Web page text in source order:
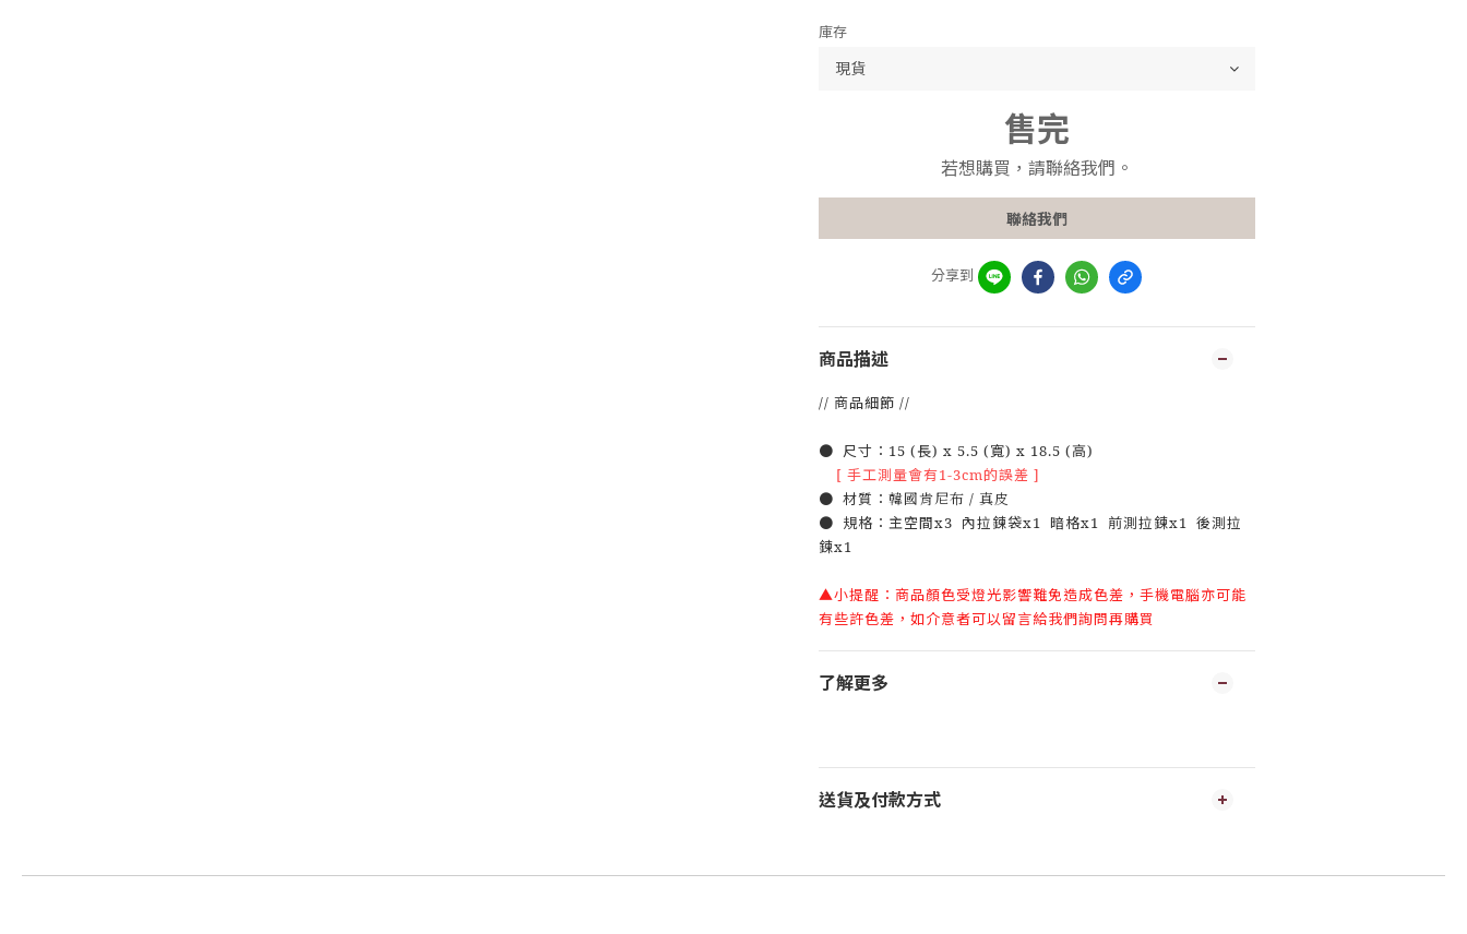
庫存
售完
若想購買，請聯絡我們。
聯絡我們
分享到
商品描述
// 商品細節 //
● 尺寸：15 (長) x 5.5 (寬) x 18.5 (高)
[ 手工測量會有1-3cm的誤差 ]
● 材質： 韓國肯尼布 / 真皮
● 規格：主空間x3 內拉鍊袋x1 暗格x1 前測拉鍊x1 後測拉
鍊x1
▲小提醒：商品顏色受燈光影響難免造成色差，手機電腦亦可能
有些許色差，如介意者可以留言給我們詢問再購買
了解更多
送貨及付款方式